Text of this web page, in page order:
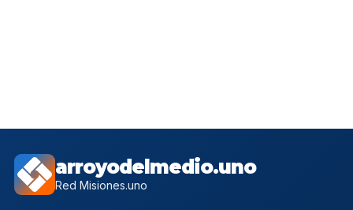
arroyodelmedio.uno
Red Misiones.uno